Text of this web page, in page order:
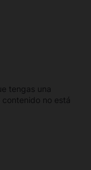
tengas una
no está